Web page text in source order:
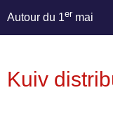
Autour du 1er mai
Kuiv